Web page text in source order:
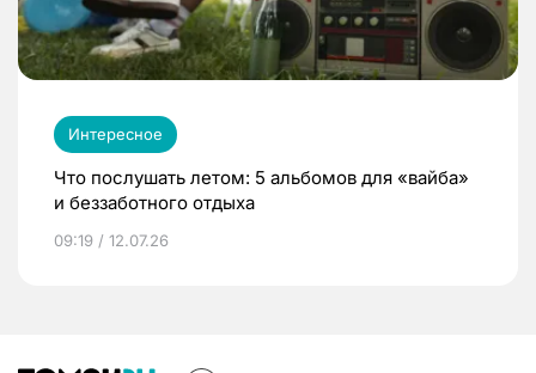
Интересное
Что послушать летом: 5 альбомов для «вайба»
и беззаботного отдыха
09:19 / 12.07.26